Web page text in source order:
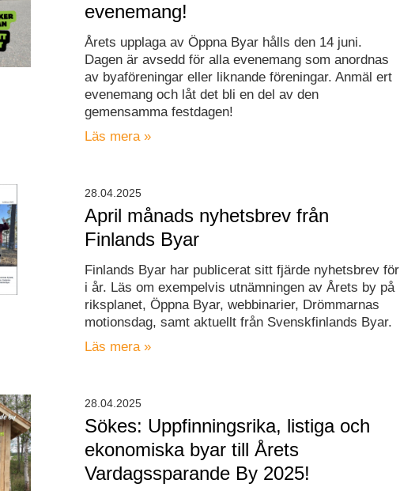
evenemang!
Årets upplaga av Öppna Byar hålls den 14 juni.
Dagen är avsedd för alla evenemang som anordnas
av byaföreningar eller liknande föreningar. Anmäl ert
evenemang och låt det bli en del av den
gemensamma festdagen!
Läs mera »
April månads nyhetsbrev från
Finlands Byar
Finlands Byar har publicerat sitt fjärde nyhetsbrev för
i år. Läs om exempelvis utnämningen av Årets by på
riksplanet, Öppna Byar, webbinarier, Drömmarnas
motionsdag, samt aktuellt från Svenskfinlands Byar.
Läs mera »
28.04.2025
Sökes: Uppfinningsrika, listiga och
ekonomiska byar till Årets
Vardagssparande By 2025!
28.04.2025